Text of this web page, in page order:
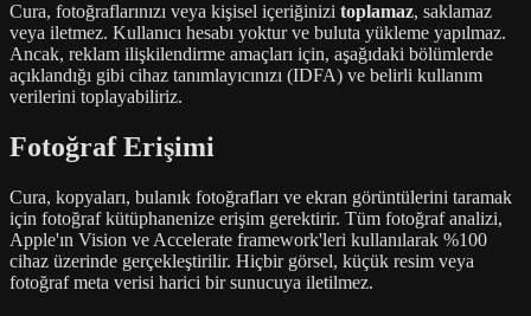
Cura, fotoğraflarınızı veya kişisel içeriğinizi toplamaz, saklamaz
veya iletmez. Kullanıcı hesabı yoktur ve buluta yükleme yapılmaz.
Ancak, reklam ilişkilendirme amaçları için, aşağıdaki bölümlerde
açıklandığı gibi cihaz tanımlayıcınızı (IDFA) ve belirli kullanım
verilerini toplayabiliriz.
Fotoğraf Erişimi
Cura, kopyaları, bulanık fotoğrafları ve ekran görüntülerini taramak
için fotoğraf kütüphanenize erişim gerektirir. Tüm fotoğraf analizi,
Apple'ın Vision ve Accelerate framework'leri kullanılarak %100
cihaz üzerinde gerçekleştirilir. Hiçbir görsel, küçük resim veya
fotoğraf meta verisi harici bir sunucuya iletilmez.